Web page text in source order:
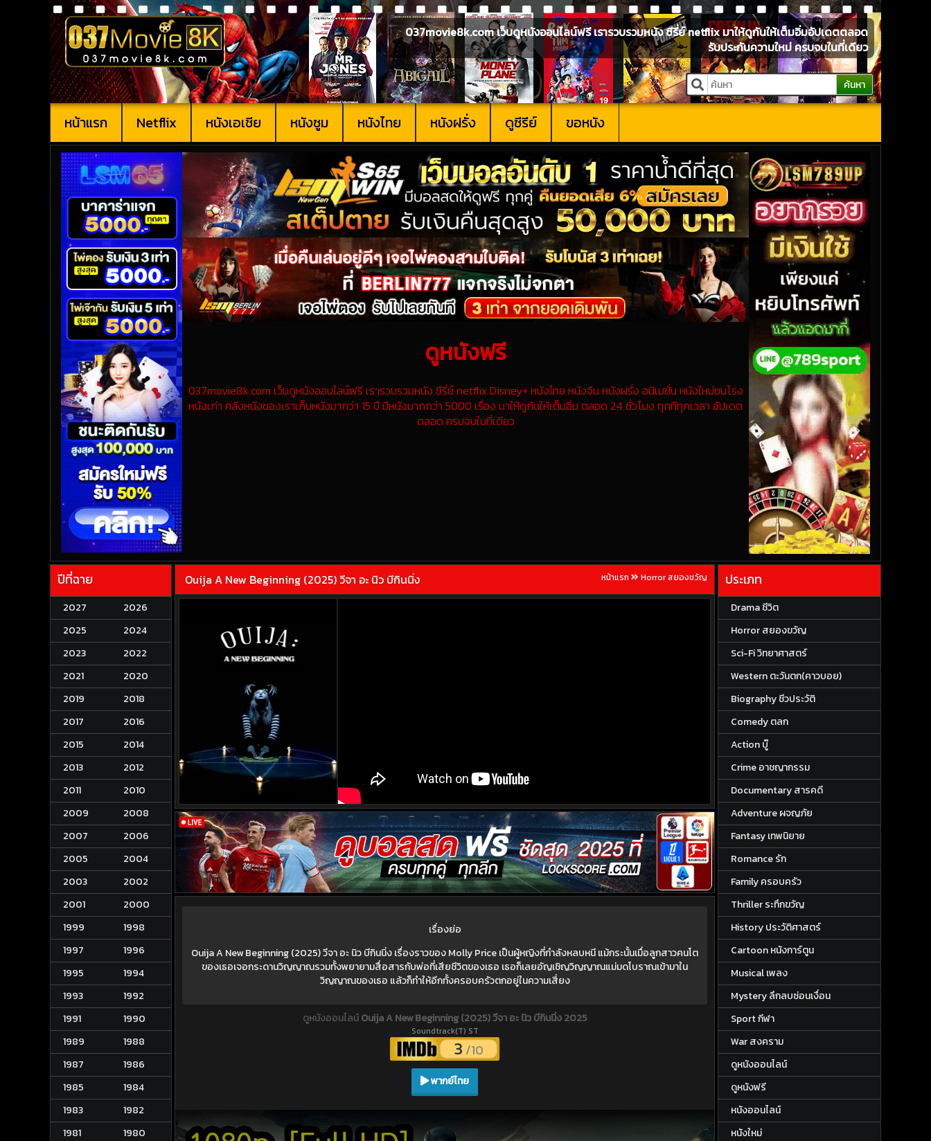
037movie8k.com เว็บดูหนังออนไลน์ฟรี เรารวบรวมหนัง ซีรี่ย์ netflix มาให้ดูกันให้เต็มอิ่มอัปเดตตลอด
รับประกันความใหม่ ครบจบในที่เดียว
ค้นหา
หน้าแรก Netflix หนังเอเชีย หนังซูม หนังไทย หนังฝรั่ง ดูซีรีย์ ขอหนัง
ดูหนังฟรี
037movie8k.com เว็บดูหนังออนไลน์ฟรี เรารวบรวมหนัง ซีรี่ย์ netflix Disney+ หนังไทย หนังจีน หนังฝรั่ง อนิเมชั่น หนังใหม่ชนโรง
หนังเก่า คลังหนังของเราเก็บหนังมากว่า 15 ปี มีหนังมากกว่า 5000 เรื่อง มาให้ดูกันให้เต็มอิ่ม ตลอด 24 ชั่วโมง ทุกทีทุกเวลา อัปเดต
ตลอด ครบจบในที่เดียว
ปีที่ฉาย
2027
2026
2025
2024
2023
2022
2021
2020
2019
2018
2017
2016
2015
2014
2013
2012
2011
2010
2009
2008
2007
2006
2005
2004
2003
2002
2001
2000
1999
1998
1997
1996
1995
1994
1993
1992
1991
1990
1989
1988
1987
1986
1985
1984
1983
1982
1981
1980
Ouija A New Beginning (2025) วีจา อะ นิว บีกินนิ่ง หน้าแรก Horror สยองขวัญ
เรื่องย่อ
Ouija A New Beginning (2025) วีจา อะ นิว บีกินนิ่ง เรื่องราวของ Molly Price เป็นผู้หญิงที่กำลังหลบหนี แม้กระนั้นเมื่อลูกสาวคนโต
ของเธอเจอกระดานวิญญาณรวมทั้งพยายามสื่อสารกับพ่อที่เสียชีวิตของเธอ เธอก็เลยอัญเชิญวิญญาณแม่มดโบราณเข้ามาใน
วิญญาณของเธอ แล้วก็ทำให้อีกทั้งครอบครัวตกอยู่ในความเสี่ยง
ดูหนังออนไลน์Ouija A New Beginning (2025) วีจา อะ นิว บีกินนิ่ง 2025
Soundtrack(T) ST
3 /10
พากย์ไทย
ประเภท
Drama ชีวิต
Horror สยองขวัญ
Sci-Fi วิทยาศาสตร์
Western ตะวันตก(คาวบอย)
Biography ชีวประวัติ
Comedy ตลก
Action บู๊
Crime อาชญากรรม
Documentary สารคดี
Adventure ผจญภัย
Fantasy เทพนิยาย
Romance รัก
Family ครอบครัว
Thriller ระทึกขวัญ
History ประวัติศาสตร์
Cartoon หนังการ์ตูน
Musical เพลง
Mystery ลึกลบซ่อนเงื่อน
Sport กีฬา
War สงคราม
ดูหนังออนไลน์
ดูหนังฟรี
หนังออนไลน์
หนังใหม่